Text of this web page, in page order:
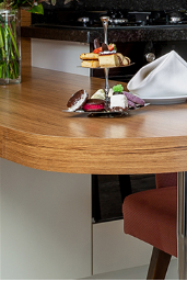
E-